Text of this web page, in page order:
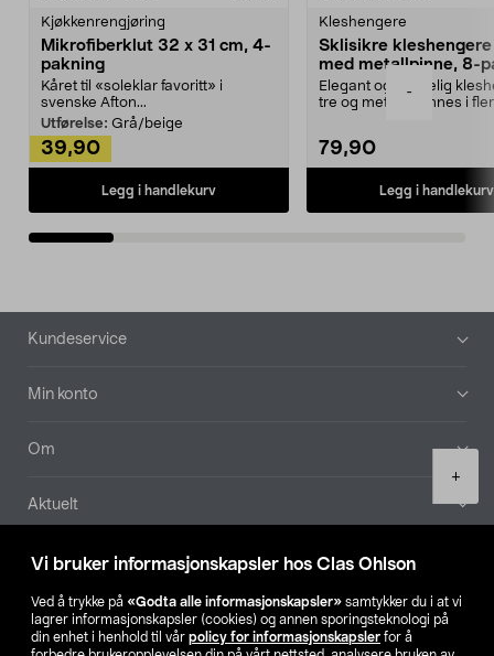
Vi bruker informasjonskapsler hos Clas Ohlson
Ved å trykke på «Godta alle informasjonskapsler» samtykker du i at vi
lagrer informasjonskapsler (cookies) og annen sporingsteknologi på
din enhet i henhold til vår policy for informasjonskapsler for å
-
+
Kjøkkenrengjøring
Mikrofiberklut 32 x 31 cm, 4-
pakning
Kåret til «soleklar favoritt» i
svenske Afton...
Utførelse: Grå/beige
39,90
Legg i handlekurv
Kleshengere
Sklisikre
med metallpinne, 8-
Elegant og skikkelig
tre og metall – finnes i
79,90
Legg i handlekurv
Bunntekst
Kundeservice
Min konto
Om
Aktuelt
Våre selskaper
Finn din butikk